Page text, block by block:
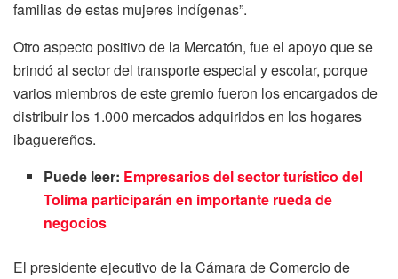
familias de estas mujeres indígenas”.
Otro aspecto positivo de la Mercatón, fue el apoyo que se
brindó al sector del transporte especial y escolar, porque
varios miembros de este gremio fueron los encargados de
distribuir los 1.000 mercados adquiridos en los hogares
ibaguereños.
Puede leer: Empresarios del sector turístico del
Tolima participarán en importante rueda de
negocios
El presidente ejecutivo de la Cámara de Comercio de